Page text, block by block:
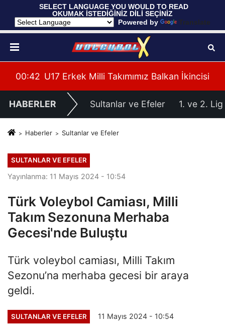
SELECT LANGUAGE YOU WOULD TO READ
OKUMAK İSTEDİĞİNİZ DİLİ SEÇİNİZ
Powered by
Translate
00:37 Filenin Sultanları, Hazırlık Maçında
HABERLER Sultanlar ve Efeler 1. ve 2. Lig
Haberler Sultanlar ve Efeler
SULTANLAR VE EFELER
Yayınlanma: 11 Mayıs 2024 - 10:54
Türk Voleybol Camiası, Milli
Takım Sezonuna Merhaba
Gecesi'nde Buluştu
Türk voleybol camiası, Milli Takım
Sezonu’na merhaba gecesi bir araya
geldi.
SULTANLAR VE EFELER 11 Mayıs 2024 - 10:54